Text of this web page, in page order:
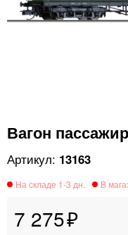
Вагон
13163
7 275